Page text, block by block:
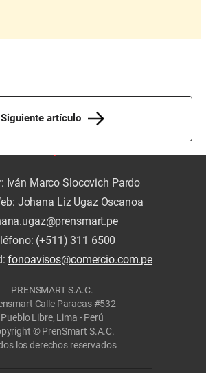
Siguiente artículo
Iván Marco Slocovich Pardo
Johana Liz Ugaz Oscanoa
(+511) 311 6500
fonoavisos@comercio.com.pe
PRENSMART S.A.C.
Calle Paracas #532
Pueblo Libre, Lima - Perú
© PrenSmart S.A.C.
los derechos reservados